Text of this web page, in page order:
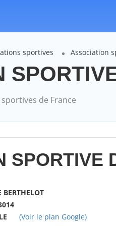
sportives Association
de France
SPORTIVE
BERTHELOT
(Voir le plan Google)